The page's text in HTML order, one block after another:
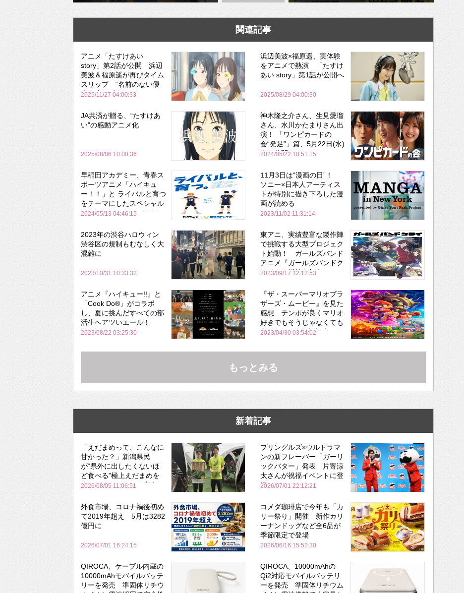
関連記事
アニメ「たすけあい
story」第2話が公開 浜辺
美波＆福原遥が再びタイム
スリップ “名前のない優
先座席”の実話エピソード
2025/11/27 04:00:33
浜辺美波×福原遥、実体験
をアニメで熱演 「たすけ
あい story」第1話が公開へ
2025/08/29 04:00:30
JA共済が贈る、“たすけあ
い”の感動アニメ化
2025/08/06 10:00:36
神木隆之介さん、生見愛瑠
さん、水川かたまりさん出
演！ 「ワンピカードの
会“発足”」篇、5月22日(水)
より公開
2024/05/22 10:51:15
早稲田アカデミー、青春ス
ポーツアニメ「ハイキュ
ー！！」と ライバルと育つ
をテーマにしたスペシャル
コラボレーションを開始
2024/05/13 04:46:15
11月3日は“漫画の日”！
ソニー×日本人アーティス
トが特別に描き下ろした漫
画が読める
2023/11/02 11:31:14
2023年の渋谷ハロウィン
渋谷区の規制もむなしく大
混雑に
2023/10/31 10:33:32
東アニ、実績豊富な製作陣
で挑戦する大型プロジェク
ト始動！ ガールズバンド
アニメ『ガールズバンドク
ライ』 川崎を舞台にリア
2023/09/17 12:12:53
アニメ『ハイキュー!!』と
「Cook Do®」がコラボ
し、夏に挑んだすべての部
活生へアツいエール！
2023/08/22 03:25:30
『ザ・スーパーマリオブラ
ザーズ・ムービー』を見た
感想 テンポが良くマリオ
好きでもそうじゃなくても
楽しめる 何故評論家から
2023/04/30 03:54:02
もっとみる
新着記事
「えだまめって、こんなに
甘かった？」新潟県民
が“県外に出したくないほ
ど食べる”極上えだまめを
森のビアガーデンで実食
2026/08/05 11:06:51
プリングルズ×ウルトラマ
ンの新フレーバー「ガーリ
ックバター」発表 片寄涼
太さんが祝福イベントに登
場
2026/07/01 22:12:21
外食市場、コロナ禍後初め
て2019年超え 5月は3282
億円に
2026/07/01 16:24:15
コメダ珈琲店で今年も「カ
リー祭り」開催 新作カリ
ーナンドッグなど全6品が
季節限定で登場
2026/06/16 15:52:30
QIROCA、ケーブル内蔵の
10000mAhモバイルバッテ
リーを発売 準固体リチウ
QIROCA、10000mAhの
Qi2対応モバイルバッテリ
ーを発売 準固体リチウム